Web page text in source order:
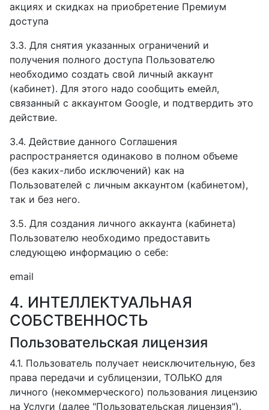
акциях и скидках на приобретение Премиум
доступа
3.3. Для снятия указанных ограничений и
получения полного доступа Пользователю
необходимо создать свой личный аккаунт
(кабинет). Для этого надо сообщить емейл,
связанный с аккаунтом Google, и подтвердить это
действие.
3.4. Действие данного Соглашения
распространяется одинаково в полном объеме
(без каких-либо исключений) как на
Пользователей с личным аккаунтом (кабинетом),
так и без него.
3.5. Для создания личного аккаунта (кабинета)
Пользователю необходимо предоставить
следующею информацию о себе:
email
4. ИНТЕЛЛЕКТУАЛЬНАЯ
СОБСТВЕННОСТЬ
Пользовательская лицензия
4.1. Пользователь получает неисключительную, без
права передачи и сублицензии, ТОЛЬКО для
личного (некоммерческого) пользования лицензию
на Услуги (далее "Пользовательская лицензия").